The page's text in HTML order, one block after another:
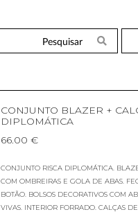
CONJUNTO BLAZER +
DIPLOMÁTICA
66.00 €
CONJUNTO RISCA DIPLOMÁTICA.
COM OMBREIRAS E GOLA DE ABAS.
BOTÃO. BOLSOS DECORATIVOS COM
VIVAS. INTERIOR FORRADO. CALÇAS